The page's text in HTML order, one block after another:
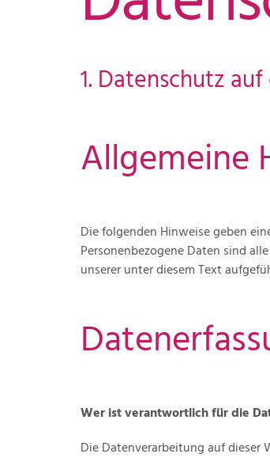
1. Datenschutz
Allgemeine
Die folgenden Hinweise geben
Personenbezogene Daten sind
unserer unter diesem Text
Wer ist verantwortlich für die
Die Datenverarbeitung auf dieser